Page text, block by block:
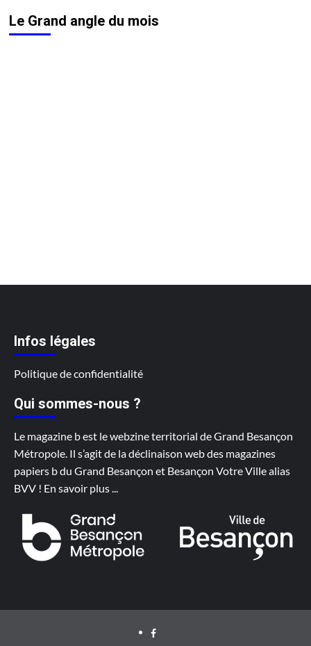
Le Grand angle du mois
Infos légales
Politique de confidentialité
Qui sommes-nous ?
Le magazine b est le webzine territorial de Grand Besançon
Métropole. Il s’agit de la déclinaison web des magazines
papiers b du Grand Besançon et Besançon Votre Ville alias
BVV ! En savoir plus...
Facebook